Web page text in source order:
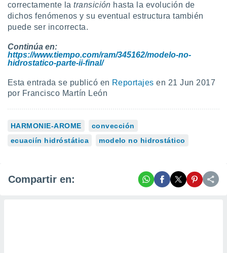
correctamente latransición hasta la evolución de
dichos fenómenos y su eventual estructura también
puede ser incorrecta.
Continúa en:
https://www.tiempo.com/ram/345162/modelo-no-
hidrostatico-parte-ii-final/
Esta entrada se publicó en Reportajes en 21 Jun 2017
por Francisco Martín León
HARMONIE-AROME
convección
ecuaciín hidróstática
modelo no hidrostático
Compartir en: